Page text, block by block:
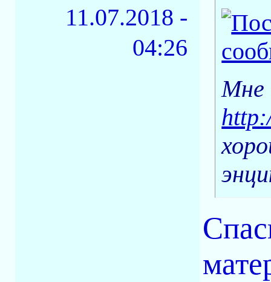
11.07.2018 -
04:26
Мне